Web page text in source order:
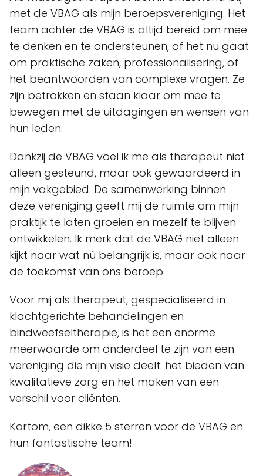
met de VBAG als mijn beroepsvereniging. Het
team achter de VBAG is altijd bereid om mee
te denken en te ondersteunen, of het nu gaat
om praktische zaken, professionalisering, of
het beantwoorden van complexe vragen. Ze
zijn betrokken en staan klaar om mee te
bewegen met de uitdagingen en wensen van
hun leden.
Dankzij de VBAG voel ik me als therapeut niet
alleen gesteund, maar ook gewaardeerd in
mijn vakgebied. De samenwerking binnen
deze vereniging geeft mij de ruimte om mijn
praktijk te laten groeien en mezelf te blijven
ontwikkelen. Ik merk dat de VBAG niet alleen
kijkt naar wat nú belangrijk is, maar ook naar
de toekomst van ons beroep.
Voor mij als therapeut, gespecialiseerd in
klachtgerichte behandelingen en
bindweefseltherapie, is het een enorme
meerwaarde om onderdeel te zijn van een
vereniging die mijn visie deelt: het bieden van
kwalitatieve zorg en het maken van een
verschil voor cliënten.
Kortom, een dikke 5 sterren voor de VBAG en
hun fantastische team!